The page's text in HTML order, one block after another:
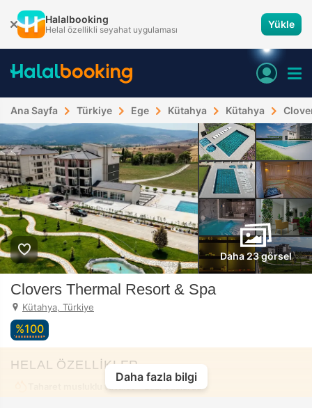
Halalbooking
Helal özellikli seyahat uygulaması Yükle
Ana Sayfa Türkiye Ege Kütahya Kütahya
Daha 23 görsel
Clovers Thermal Resort & Spa
Kütahya, Türkiye
%100
HELAL ÖZELLİKLER
Taharet musluklu tuvalet • Bazı odalarda
Daha fazla bilgi